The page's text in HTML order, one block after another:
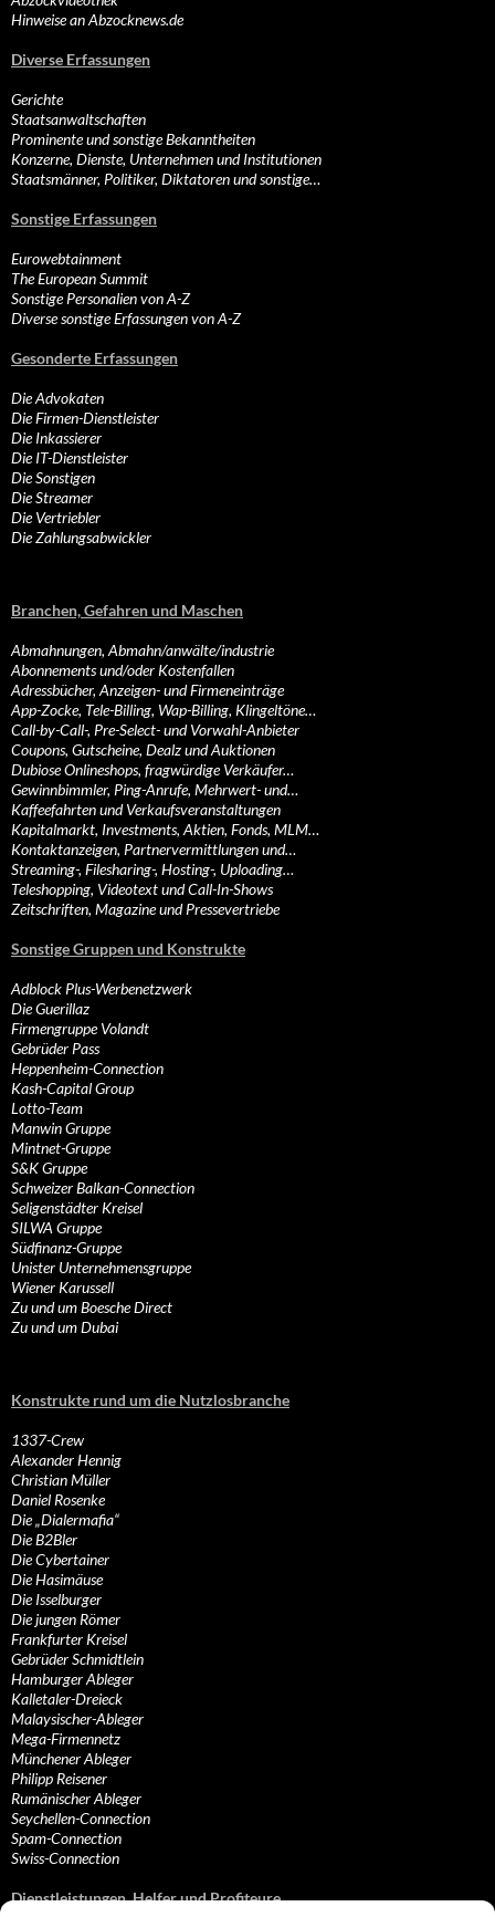
Hinweise an Abzocknews.de
Diverse Erfassungen
Gerichte
Staatsanwaltschaften
Prominente und sonstige Bekanntheiten
Konzerne, Dienste, Unternehmen und Institutionen
Staatsmänner, Politiker, Diktatoren und sonstige…
Sonstige Erfassungen
Eurowebtainment
The European Summit
Sonstige Personalien von A-Z
Diverse sonstige Erfassungen von A-Z
Gesonderte Erfassungen
Die Advokaten
Die Firmen-Dienstleister
Die Inkassierer
Die IT-Dienstleister
Die Sonstigen
Die Streamer
Die Vertriebler
Die Zahlungsabwickler
Branchen, Gefahren und Maschen
Abmahnungen, Abmahn/anwälte/industrie
Abonnements und/oder Kostenfallen
Adressbücher, Anzeigen- und Firmeneinträge
App-Zocke, Tele-Billing, Wap-Billing, Klingeltöne…
Call-by-Call-, Pre-Select- und Vorwahl-Anbieter
Coupons, Gutscheine, Dealz und Auktionen
Dubiose Onlineshops, fragwürdige Verkäufer…
Gewinnbimmler, Ping-Anrufe, Mehrwert- und…
Kaffeefahrten und Verkaufsveranstaltungen
Kapitalmarkt, Investments, Aktien, Fonds, MLM…
Kontaktanzeigen, Partnervermittlungen und…
Streaming-, Filesharing-, Hosting-, Uploading…
Teleshopping, Videotext und Call-In-Shows
Zeitschriften, Magazine und Pressevertriebe
Sonstige Gruppen und Konstrukte
Adblock Plus-Werbenetzwerk
Die Guerillaz
Firmengruppe Volandt
Gebrüder Pass
Heppenheim-Connection
Kash-Capital Group
Lotto-Team
Manwin Gruppe
Mintnet-Gruppe
S&K Gruppe
Schweizer Balkan-Connection
Seligenstädter Kreisel
SILWA Gruppe
Südfinanz-Gruppe
Unister Unternehmensgruppe
Wiener Karussell
Zu und um Boesche Direct
Zu und um Dubai
Konstrukte rund um die Nutzlosbranche
1337-Crew
Alexander Hennig
Christian Müller
Daniel Rosenke
Die „Dialermafia“
Die B2Bler
Die Cybertainer
Die Hasimäuse
Die Isselburger
Die jungen Römer
Frankfurter Kreisel
Gebrüder Schmidtlein
Hamburger Ableger
Kalletaler-Dreieck
Malaysischer-Ableger
Mega-Firmennetz
Münchener Ableger
Philipp Reisener
Rumänischer Ableger
Seychellen-Connection
Spam-Connection
Swiss-Connection
Dienstleistungen, Helfer und Profiteure